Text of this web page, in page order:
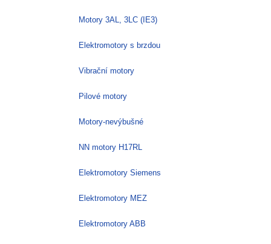
Motory 3AL, 3LC (IE3)
Elektromotory s brzdou
Vibrační motory
Pilové motory
Motory-nevýbušné
NN motory H17RL
Elektromotory Siemens
Elektromotory MEZ
Elektromotory ABB